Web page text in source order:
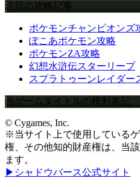
注目の攻略記事
ポケモンチャンピオンズ
ぽこあポケモン攻略
ポケモンZA攻略
幻想水滸伝スターリープ
スプラトゥーンレイダー
当ゲームタイトルの権利表記
© Cygames, Inc.
※当サイト上で使用している
権、その他知的財産権は、当
ます。
▶シャドウバース公式サイト